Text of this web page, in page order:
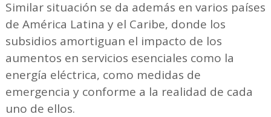
Similar situación se da además en varios países
de América Latina y el Caribe, donde los
subsidios amortiguan el impacto de los
aumentos en servicios esenciales como la
energía eléctrica, como medidas de
emergencia y conforme a la realidad de cada
uno de ellos.